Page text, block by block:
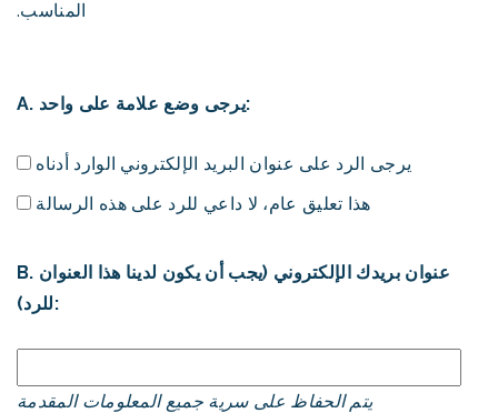
المناسب.
A. يرجى وضع علامة على واحد:
يرجى الرد على عنوان البريد الإلكتروني الوارد أدناه
هذا تعليق عام، لا داعي للرد على هذه الرسالة
B. عنوان بريدك الإلكتروني (يجب أن يكون لدينا هذا العنوان
للرد):
يتم الحفاظ على سرية جميع المعلومات المقدمة